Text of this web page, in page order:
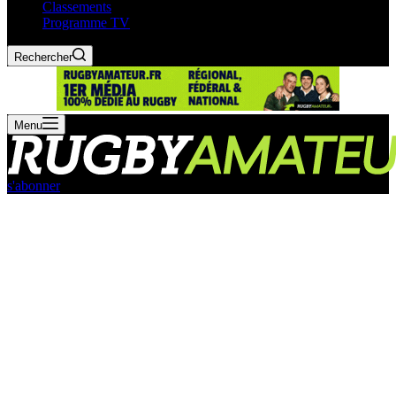
Classements
Programme TV
Rechercher
Menu
s'abonner